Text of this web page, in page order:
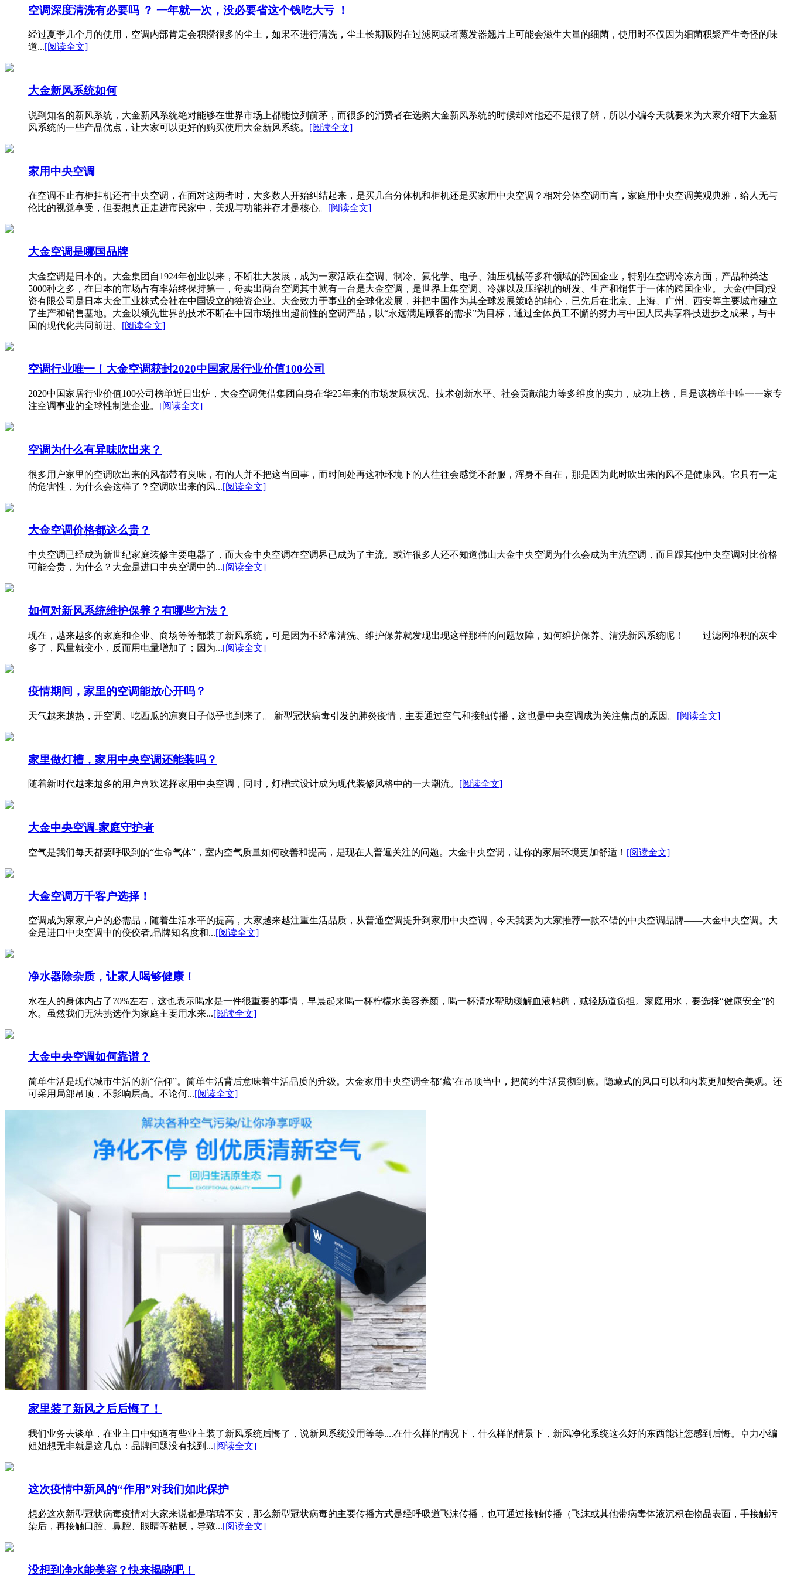
空调深度清洗有必要吗 ？ 一年就一次，没必要省这个钱吃大亏 ！
经过夏季几个月的使用，空调内部肯定会积攒很多的尘土，如果不进行清洗，尘土长期吸附在过滤网或者蒸发器翘片上可能会滋生大量的细菌，使用时不仅因为细菌积聚产生奇怪的味
道...[阅读全文]
大金新风系统如何
说到知名的新风系统，大金新风系统绝对能够在世界市场上都能位列前茅，而很多的消费者在选购大金新风系统的时候却对他还不是很了解，所以小编今天就要来为大家介绍下大金新
风系统的一些产品优点，让大家可以更好的购买使用大金新风系统。 [阅读全文]
家用中央空调
在空调不止有柜挂机还有中央空调，在面对这两者时，大多数人开始纠结起来，是买几台分体机和柜机还是买家用中央空调？相对分体空调而言，家庭用中央空调美观典雅，给人无与
伦比的视觉享受，但要想真正走进市民家中，美观与功能并存才是核心。 [阅读全文]
大金空调是哪国品牌
大金空调是日本的。大金集团自1924年创业以来，不断壮大发展，成为一家活跃在空调、制冷、氟化学、电子、油压机械等多种领域的跨国企业，特别在空调冷冻方面，产品种类达
5000种之多，在日本的市场占有率始终保持第一，每卖出两台空调其中就有一台是大金空调，是世界上集空调、冷媒以及压缩机的研发、生产和销售于一体的跨国企业。 大金(中国)投
资有限公司是日本大金工业株式会社在中国设立的独资企业。大金致力于事业的全球化发展，并把中国作为其全球发展策略的轴心，已先后在北京、上海、广州、西安等主要城市建立
了生产和销售基地。大金以领先世界的技术不断在中国市场推出超前性的空调产品，以“永远满足顾客的需求”为目标，通过全体员工不懈的努力与中国人民共享科技进步之成果，与中
国的现代化共同前进。 [阅读全文]
空调行业唯一！大金空调获封2020中国家居行业价值100公司
2020中国家居行业价值100公司榜单近日出炉，大金空调凭借集团自身在华25年来的市场发展状况、技术创新水平、社会贡献能力等多维度的实力，成功上榜，且是该榜单中唯一一家专
注空调事业的全球性制造企业。 [阅读全文]
空调为什么有异味吹出来？
很多用户家里的空调吹出来的风都带有臭味，有的人并不把这当回事，而时间处再这种环境下的人往往会感觉不舒服，浑身不自在，那是因为此时吹出来的风不是健康风。它具有一定
的危害性，为什么会这样了？空调吹出来的风...[阅读全文]
大金空调价格都这么贵？
中央空调已经成为新世纪家庭装修主要电器了，而大金中央空调在空调界已成为了主流。或许很多人还不知道佛山大金中央空调为什么会成为主流空调，而且跟其他中央空调对比价格
可能会贵，为什么？大金是进口中央空调中的...[阅读全文]
如何对新风系统维护保养？有哪些方法？
现在，越来越多的家庭和企业、商场等等都装了新风系统，可是因为不经常清洗、维护保养就发现出现这样那样的问题故障，如何维护保养、清洗新风系统呢！ 过滤网堆积的灰尘
多了，风量就变小，反而用电量增加了；因为...[阅读全文]
疫情期间，家里的空调能放心开吗？
天气越来越热，开空调、吃西瓜的凉爽日子似乎也到来了。 新型冠状病毒引发的肺炎疫情，主要通过空气和接触传播，这也是中央空调成为关注焦点的原因。 [阅读全文]
家里做灯槽，家用中央空调还能装吗？
随着新时代越来越多的用户喜欢选择家用中央空调，同时，灯槽式设计成为现代装修风格中的一大潮流。 [阅读全文]
大金中央空调-家庭守护者
空气是我们每天都要呼吸到的“生命气体”，室内空气质量如何改善和提高，是现在人普遍关注的问题。大金中央空调​，让你的家居环境更加舒适！ [阅读全文]
大金空调万千客户选择！
空调成为家家户户的必需品，随着生活水平的提高，大家越来越注重生活品质，从普通空调提升到家用中央空调，今天我要为大家推荐一款不错的中央空调品牌——大金中央空调。大
金是进口中央空调中的佼佼者,品牌知名度和...[阅读全文]
净水器除杂质，让家人喝够健康！
水在人的身体内占了70%左右，这也表示喝水是一件很重要的事情，早晨起来喝一杯柠檬水美容养颜，喝一杯清水帮助缓解血液粘稠，减轻肠道负担。家庭用水，要选择“健康安全”的
水。虽然我们无法挑选作为家庭主要用水来...[阅读全文]
大金中央空调如何靠谱？
简单生活是现代城市生活的新“信仰”。简单生活背后意味着生活品质的升级。大金家用中央空调全都‘藏’在吊顶当中，把简约生活贯彻到底。隐藏式的风口可以和内装更加契合美观。还
可采用局部吊顶，不影响层高。不论何...[阅读全文]
家里装了新风之后后悔了！
我们业务去谈单，在业主口中知道有些业主装了新风系统后悔了，说新风系统没用等等....在什么样的情况下，什么样的情景下，新风净化系统这么好的东西能让您感到后悔。卓力小编
姐姐想无非就是这几点：品牌问题没有找到...[阅读全文]
这次疫情中新风的“作用”对我们如此保护
想必这次新型冠状病毒疫情对大家来说都是瑞瑞不安，那么新型冠状病毒的主要传播方式是经呼吸道飞沫传播，也可通过接触传播（飞沫或其他带病毒体液沉积在物品表面，手接触污
染后，再接触口腔、鼻腔、眼睛等粘膜，导致...[阅读全文]
没想到净水能美容？快来揭晓吧！